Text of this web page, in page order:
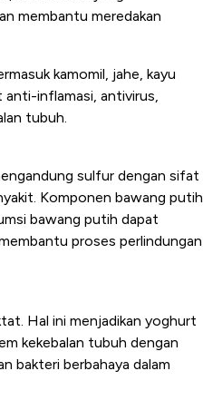
membantu meredakan
kamomil, jahe, kayu
anti-inflamasi, antivirus,
tubuh.
sulfur dengan sifat
Komponen bawang putih
bawang putih dapat
proses perlindungan
Hal ini menjadikan yoghurt
kekebalan tubuh dengan
bakteri berbahaya dalam